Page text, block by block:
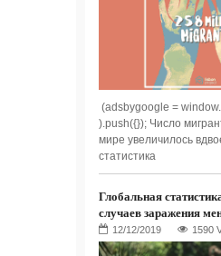
(adsbygoogle =
).push({}); Число
мире увеличилось
статистика
Глобальная
случаев заражения
1590